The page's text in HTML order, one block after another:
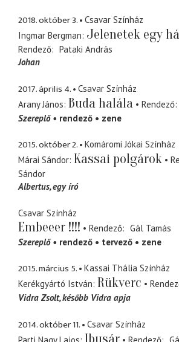
2018. október 3.
Csavar Színház
Ingmar Bergman Jelenetek egy
Rendező
Pataki András
Johan
2017. április 4.
Csavar Színház
Arany János Buda halála Rendező
Szereplő
rendező zene
2015. október 2.
Komáromi Jókai Színház
Márai Sándor Kassai polgárok
Sándor
Albertus egy író
Csavar Színház
Embeeer !!!! Rendező
Gál Tamás
Szereplő
rendező tervező zene
2015. március 5.
Kassai Thália Színház
Kerékgyártó István Rükverc
Vidra Zsolt később Vidra apja
2014. október 11.
Csavar Színház